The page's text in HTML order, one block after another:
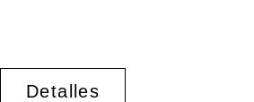
Detalles